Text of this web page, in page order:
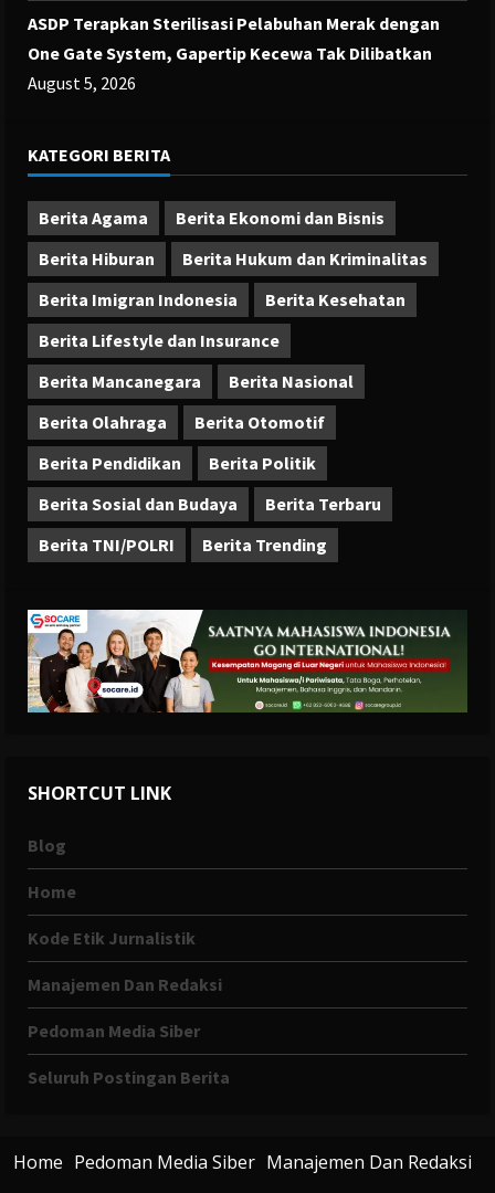
ASDP Terapkan Sterilisasi Pelabuhan Merak dengan
One Gate System, Gapertip Kecewa Tak Dilibatkan
August 5, 2026
KATEGORI BERITA
Berita Agama
Berita Ekonomi dan Bisnis
Berita Hiburan
Berita Hukum dan Kriminalitas
Berita Imigran Indonesia
Berita Kesehatan
Berita Lifestyle dan Insurance
Berita Mancanegara
Berita Nasional
Berita Olahraga
Berita Otomotif
Berita Pendidikan
Berita Politik
Berita Sosial dan Budaya
Berita Terbaru
Berita TNI/POLRI
Berita Trending
SHORTCUT LINK
Blog
Home
Kode Etik Jurnalistik
Manajemen Dan Redaksi
Pedoman Media Siber
Seluruh Postingan Berita
Home Pedoman Media Siber Manajemen Dan Redaksi